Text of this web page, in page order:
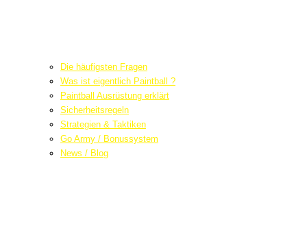
Die häufigsten Fragen
Was ist eigentlich Paintball ?
Paintball Ausrüstung erklärt
Sicherheitsregeln
Strategien & Taktiken
Go Army / Bonussystem
News / Blog